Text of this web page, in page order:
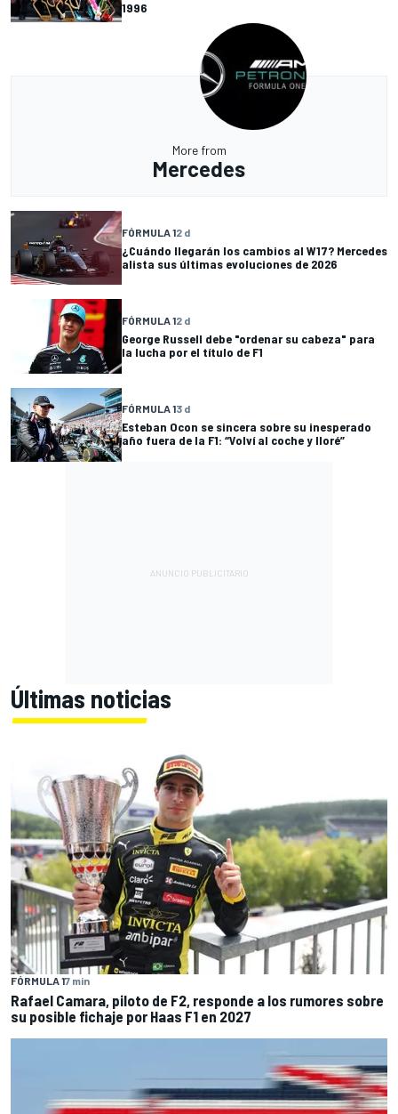
1996
More from
Mercedes
FÓRMULA 12 d
¿Cuándo llegarán los cambios al W17? Mercedes
alista sus últimas evoluciones de 2026
FÓRMULA 12 d
George Russell debe "ordenar su cabeza" para
la lucha por el título de F1
FÓRMULA 13 d
Esteban Ocon se sincera sobre su inesperado
año fuera de la F1: “Volví al coche y lloré”
Últimas noticias
FÓRMULA 17 min
Rafael Camara, piloto de F2, responde a los rumores sobre
su posible fichaje por Haas F1 en 2027